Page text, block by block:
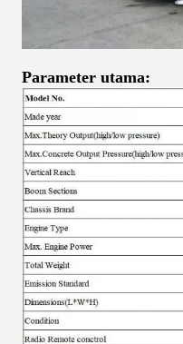
Parameter utama: